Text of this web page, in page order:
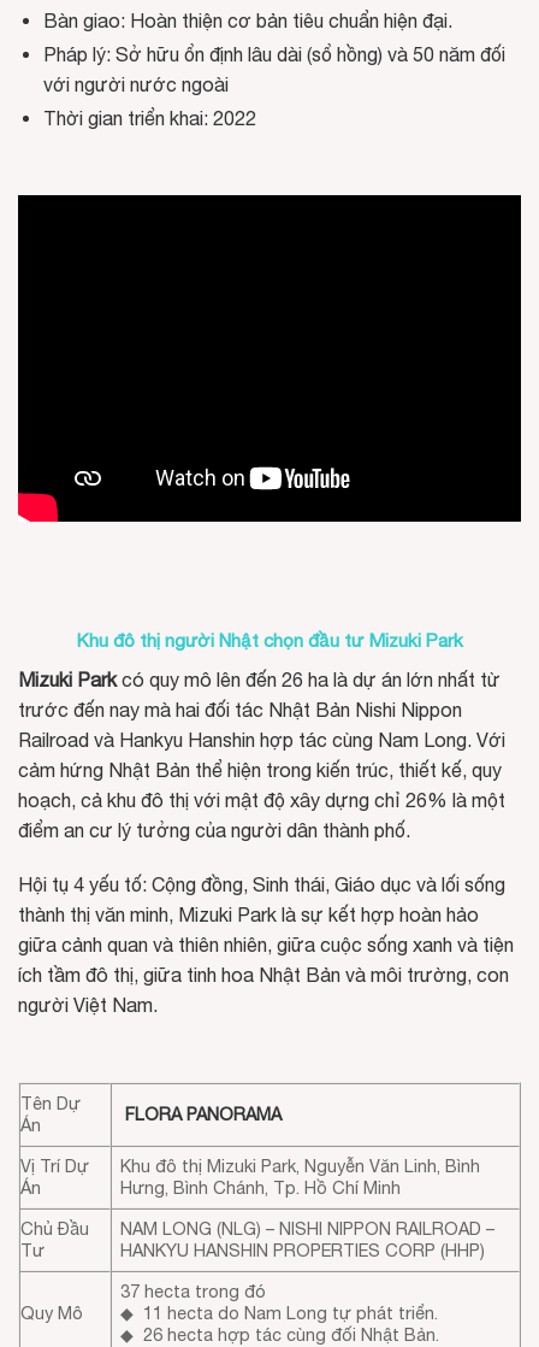
Bàn giao: Hoàn thiện cơ bản tiêu chuẩn hiện đại.
Pháp lý: Sở hữu ổn định lâu dài (sổ hồng) và 50 năm đối
với người nước ngoài
Thời gian triển khai: 2022
Khu đô thị người Nhật chọn đầu tư Mizuki Park
Mizuki Parkcó quy mô lên đến 26 ha là dự án lớn nhất từ
trước đến nay mà hai đối tác Nhật Bản Nishi Nippon
Railroad và Hankyu Hanshin hợp tác cùng Nam Long. Với
cảm hứng Nhật Bản thể hiện trong kiến trúc, thiết kế, quy
hoạch, cả khu đô thị với mật độ xây dựng chỉ 26% là một
điểm an cư lý tưởng của người dân thành phố.
Hội tụ 4 yếu tố: Cộng đồng, Sinh thái, Giáo dục và lối sống
thành thị văn minh, Mizuki Park là sự kết hợp hoàn hảo
giữa cảnh quan và thiên nhiên, giữa cuộc sống xanh và tiện
ích tầm đô thị, giữa tinh hoa Nhật Bản và môi trường, con
người Việt Nam.
Tên Dự
Án
FLORA PANORAMA
Vị Trí Dự
Án
Khu đô thị Mizuki Park, Nguyễn Văn Linh, Bình
Hưng, Bình Chánh, Tp. Hồ Chí Minh
Chủ Đầu
Tư
NAM LONG (NLG) – NISHI NIPPON RAILROAD –
HANKYU HANSHIN PROPERTIES CORP (HHP)
Quy Mô
37 hecta trong đó
◆ 11 hecta do Nam Long tự phát triển.
◆ 26 hecta hợp tác cùng đối Nhật Bản.